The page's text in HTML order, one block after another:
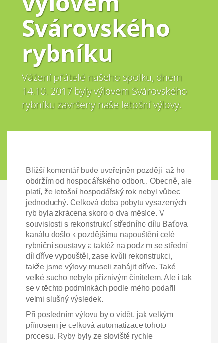
Svárovského
rybníku
Vážení přátelé našeho spolku, dnem
14.10. 2017 byly výlovem Svárovského
rybníku završeny naše letošní výlovy.
Bližší komentář bude uveřejněn později, až ho
obdržím od hospodářského odboru. Obecně, ale
platí, že letošní hospodářský rok nebyl vůbec
jednoduchý. Celková doba pobytu vysazených
ryb byla zkrácena skoro o dva měsíce. V
souvislosti s rekonstrukcí středního dílu Baťova
kanálu došlo k pozdějšímu napouštění celé
rybniční soustavy a taktéž na podzim se střední
díl dříve vypouštěl, zase kvůli rekonstrukci,
takže jsme výlovy museli zahájit dříve. Také
velké sucho nebylo příznivým činitelem. Ale i tak
se v těchto podmínkách podle mého podařil
velmi slušný výsledek.
Při posledním výlovu bylo vidět, jak velkým
přínosem je celková automatizace tohoto
procesu. Ryby byly ze sloviště rychle